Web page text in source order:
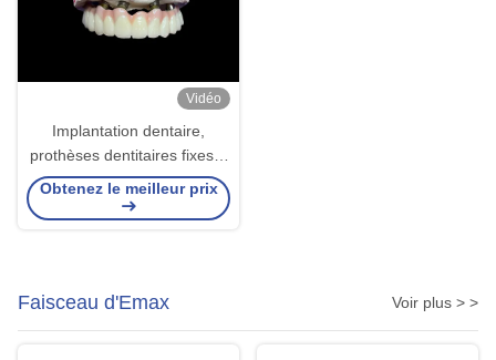
Vidéo
Implantation dentaire,
prothèses dentitaires fixes à
arc complet pour une
solution permanente, stable
Obtenez le meilleur prix
Faisceau d'Emax Voir plus > >